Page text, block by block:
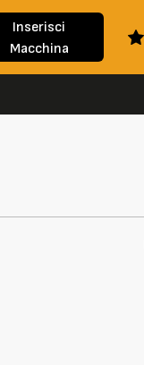
Inserisci
Macchina